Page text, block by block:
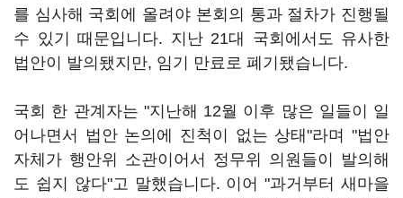
를 심사해 국회에 올려야 본회의 통과 절차가 진행될
수 있기 때문입니다. 지난 21대 국회에서도 유사한
법안이 발의됐지만, 임기 만료로 폐기됐습니다.
국회 한 관계자는 "지난해 12월 이후 많은 일들이 일
어나면서 법안 논의에 진척이 없는 상태"라며 "법안
자체가 행안위 소관이어서 정무위 의원들이 발의해
도 쉽지 않다"고 말했습니다. 이어 "과거부터 새마을